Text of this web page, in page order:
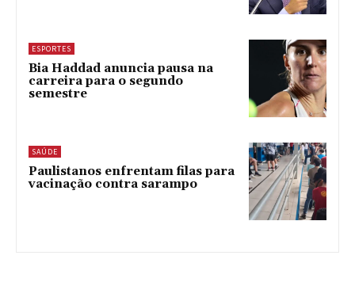
ESPORTES
Bia Haddad anuncia pausa na
carreira para o segundo
semestre
SAÚDE
Paulistanos enfrentam filas para
vacinação contra sarampo